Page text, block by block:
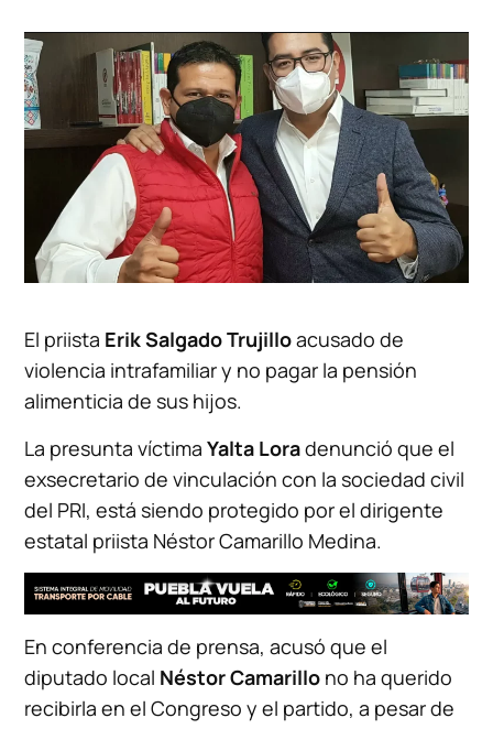
El priista Erik SalgadoTrujilloacusado de
violencia intrafamiliar y no pagar la pensión
alimenticia de sus hijos.
La presunta víctimaYalta Loradenunció que el
exsecretario de vinculación con la sociedad civil
del PRI, está siendo protegido por el dirigente
estatal priista Néstor Camarillo Medina.
En conferencia de prensa, acusó que el
diputado local Néstor Camarillo no ha querido
recibirla en el Congreso y el partido, a pesar de